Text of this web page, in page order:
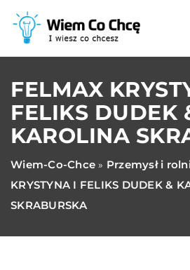
FELMAX
FELIKS DUDEK
KAROLINA
Wiem-Co-Chce » Przemysł i
KRYSTYNA I FELIKS DUDEK &
SKRABURSKA